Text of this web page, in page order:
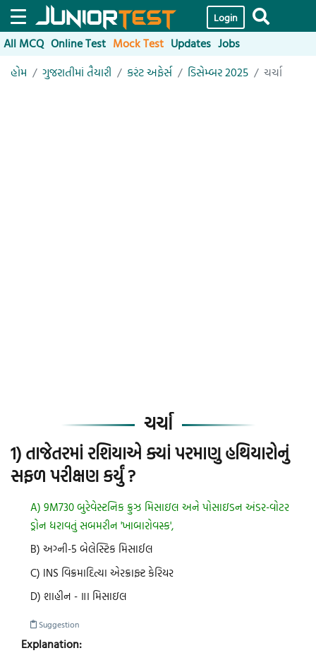
Login
All MCQ Online Test Mock Test Updates Jobs
હોમ
ગુજરાતીમાં તૈયારી કરંટ અફેર્સ ડિસેમ્બર 2025 ચર્ચા
ચર્ચા
1) તાજેતરમાં રશિયાએ ક્યાં પરમાણુ હથિયારોનું
સફળ પરીક્ષણ કર્યું ?
A) 9M730 બુરેવેસ્ટનિક ક્રુઝ મિસાઇલ અને પોસાઇડન અંડર-વોટર
ડ્રોન ધરાવતું સબમરીન 'ખાબારોવસ્ક',
B) અગ્ની-5 બેલેસ્ટિક મિસાઈલ
C) INS વિક્રમાદિત્યા એરક્રાફ્ટ કેરિયર
D) શાહીન - ॥। મિસાઇલ
Suggestion
Explanation: